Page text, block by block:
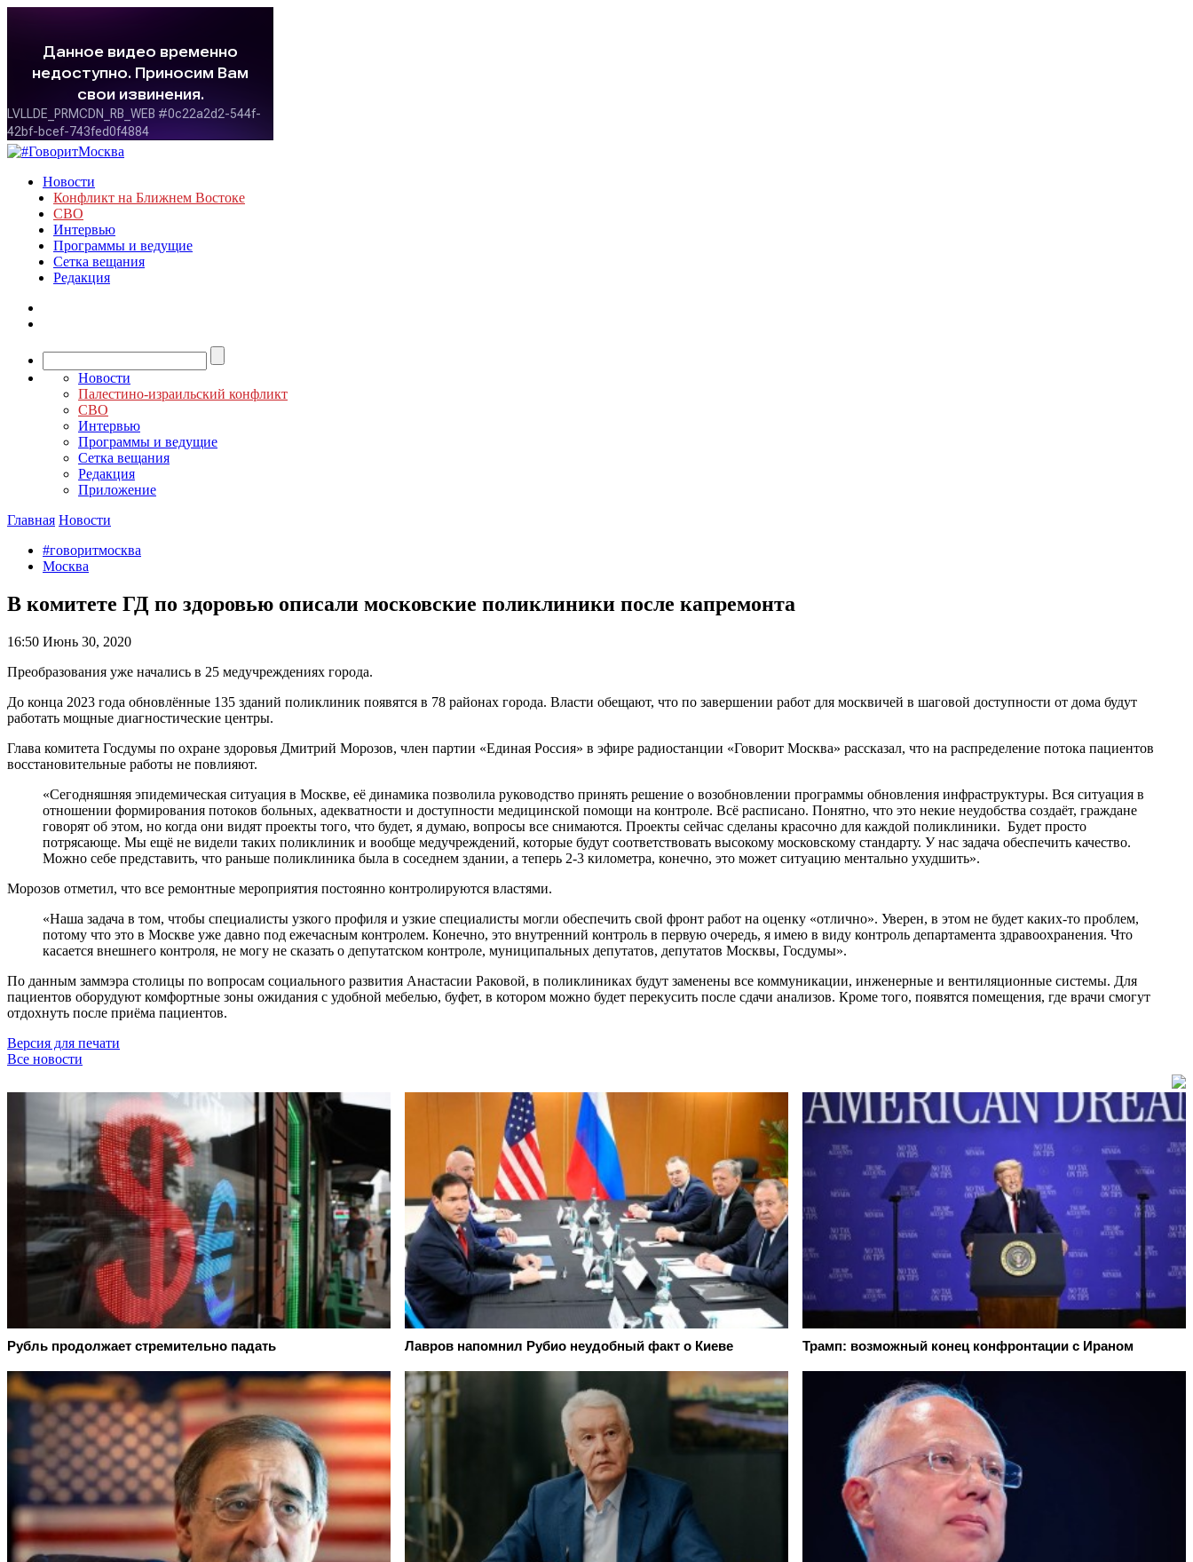
Новости
Конфликт на Ближнем Востоке
СВО
Интервью
Программы и ведущие
Сетка вещания
Редакция
Новости
Палестино-израильский конфликт
СВО
Интервью
Программы и ведущие
Сетка вещания
Редакция
Приложение
Главная Новости
#говоритмосква
Москва
В комитете ГД по здоровью описали московские поликлиники после капремонта
16:50 Июнь 30, 2020
Преобразования уже начались в 25 медучреждениях города.
До конца 2023 года обновлённые 135 зданий поликлиник появятся в 78 районах города. Власти обещают, что по завершении работ для москвичей в шаговой доступности от дома будут
работать мощные диагностические центры.
Глава комитета Госдумы по охране здоровья Дмитрий Морозов, член партии «Единая Россия» в эфире радиостанции «Говорит Москва» рассказал, что на распределение потока пациентов
восстановительные работы не повлияют.
«Сегодняшняя эпидемическая ситуация в Москве, её динамика позволила руководство принять решение о возобновлении программы обновления инфраструктуры. Вся ситуация в
отношении формирования потоков больных, адекватности и доступности медицинской помощи на контроле. Всё расписано. Понятно, что это некие неудобства создаёт, граждане
говорят об этом, но когда они видят проекты того, что будет, я думаю, вопросы все снимаются. Проекты сейчас сделаны красочно для каждой поликлиники. Будет просто
потрясающе. Мы ещё не видели таких поликлиник и вообще медучреждений, которые будут соответствовать высокому московскому стандарту. У нас задача обеспечить качество.
Можно себе представить, что раньше поликлиника была в соседнем здании, а теперь 2-3 километра, конечно, это может ситуацию ментально ухудшить».
Морозов отметил, что все ремонтные мероприятия постоянно контролируются властями.
«Наша задача в том, чтобы специалисты узкого профиля и узкие специалисты могли обеспечить свой фронт работ на оценку «отлично». Уверен, в этом не будет каких-то проблем,
потому что это в Москве уже давно под ежечасным контролем. Конечно, это внутренний контроль в первую очередь, я имею в виду контроль департамента здравоохранения. Что
касается внешнего контроля, не могу не сказать о депутатском контроле, муниципальных депутатов, депутатов Москвы, Госдумы».
По данным заммэра столицы по вопросам социального развития Анастасии Раковой, в поликлиниках будут заменены все коммуникации, инженерные и вентиляционные системы. Для
пациентов оборудуют комфортные зоны ожидания с удобной мебелью, буфет, в котором можно будет перекусить после сдачи анализов. Кроме того, появятся помещения, где врачи смогут
отдохнуть после приёма пациентов.
Версия для печати
Все новости
Рубль продолжает стремительно падать Лавров напомнил Рубио неудобный факт о Киеве Трамп: возможный конец конфронтации с Ираном